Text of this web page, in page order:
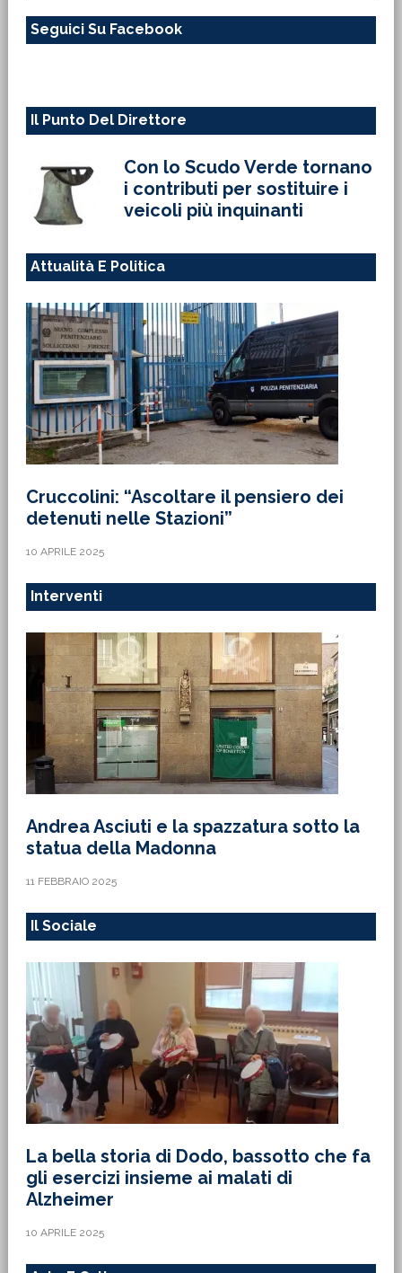
sito
Seguici Su Facebook
Il Punto Del Direttore
Con lo Scudo Verde tornano
i contributi per sostituire i
veicoli più inquinanti
Attualità E Politica
Cruccolini: “Ascoltare il pensiero dei
detenuti nelle Stazioni”
10 APRILE 2025
Interventi
Andrea Asciuti e la spazzatura sotto la
statua della Madonna
11 FEBBRAIO 2025
Il Sociale
La bella storia di Dodo, bassotto che fa
gli esercizi insieme ai malati di
Alzheimer
10 APRILE 2025